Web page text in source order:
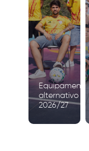
Equipamento
alternativo
2026/27